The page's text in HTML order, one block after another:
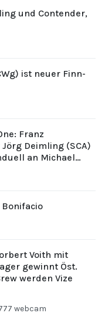
und Contender,
ist neuer Finn-
Franz
Deimling (SCA)
an Michael
Bonifacio
Voith mit
gewinnt Öst.
werden Vize